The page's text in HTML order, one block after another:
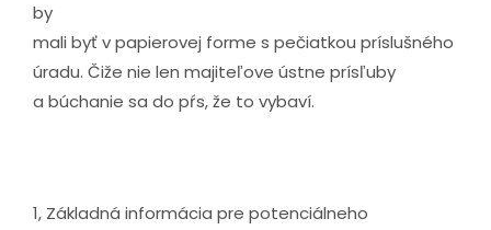
by
mali byť v papierovej forme s pečiatkou príslušného
úradu. Čiže nie len majiteľove ústne prísľuby
a búchanie sa do pŕs, že to vybaví.
1, Základná informácia pre potenciálneho